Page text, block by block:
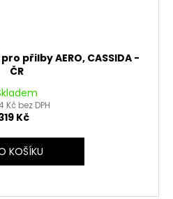
přilby AERO, CASSIDA -
ČR
Kč bez DPH
Kč
KOŠÍKU